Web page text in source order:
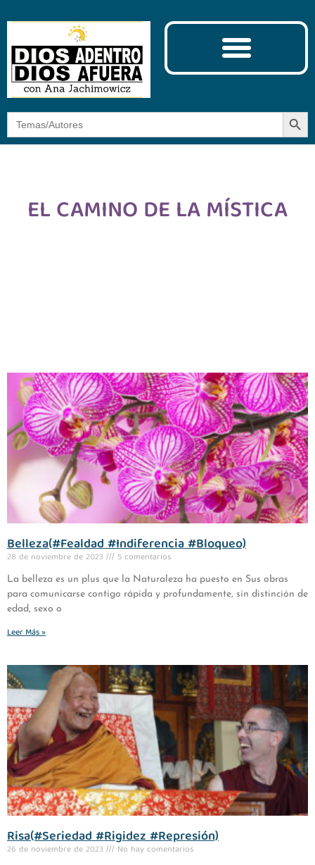
Botón
EL CAMINO DE LA MÍSTICA
Belleza(#Fealdad #Indiferencia #Bloqueo)
28 de noviembre de 2023 5 comentarios
La belleza es un plus que la Naturaleza ha puesto en Sus obras
para comunicarse contigo rápida y profundamente, sin distinción de
edad, sexo o
Leer Más »
Risa(#Seriedad #Rigidez #Represión)
26 de noviembre de 2023 No hay comentarios